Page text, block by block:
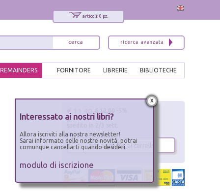
articoli: 0 pz.
BIBLIOTECHE
LIBRERIE
FORNITORE
REMAINDERS
€ 11.40
aggiungi al carrello
x
Interessato ai nostri libri?
Allora iscriviti alla nostra newsletter!
Sarai informato delle nostre novità, potrai
comunque cancellarti quando desideri.
modulo di iscrizione